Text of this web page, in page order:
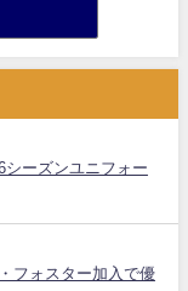
シーズンユニフォー
フォスター加入で優